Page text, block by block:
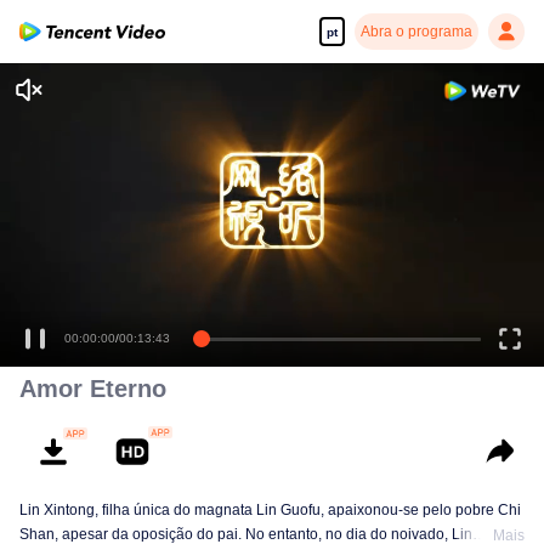
pt Abra o programa
00:00:00/00:13:43
Amor Eterno
Lin Xintong, filha única do magnata Lin Guofu, apaixonou-se pelo pobre Chi
Shan, apesar da oposição do pai. No entanto, no dia do noivado, Lin
Mais